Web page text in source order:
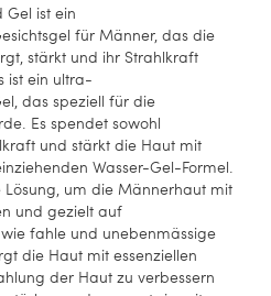
ist ein
für Männer, das die
stärkt und ihr Strahlkraft
ist ein ultra-
das speziell für die
Es spendet sowohl
und stärkt die Haut mit
Wasser-Gel-Formel.
Lösung, um die Männerhaut mit
und gezielt auf
fahle und unebenmässige
die Haut mit essenziellen
der Haut zu verbessern